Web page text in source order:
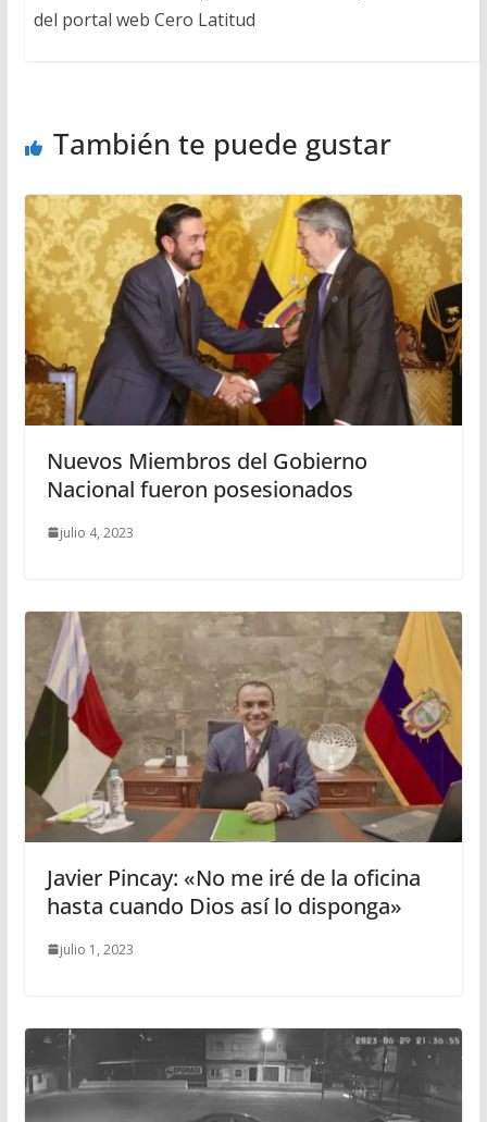
del portal web Cero Latitud
También te puede gustar
Nuevos Miembros del Gobierno
Nacional fueron posesionados
julio 4, 2023
Javier Pincay: «No me iré de la oficina
hasta cuando Dios así lo disponga»
julio 1, 2023